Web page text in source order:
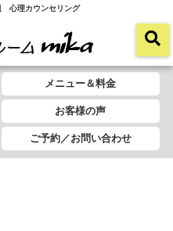
心理カウンセリング
メニュー＆料金
お客様の声
ご予約／お問い合わせ